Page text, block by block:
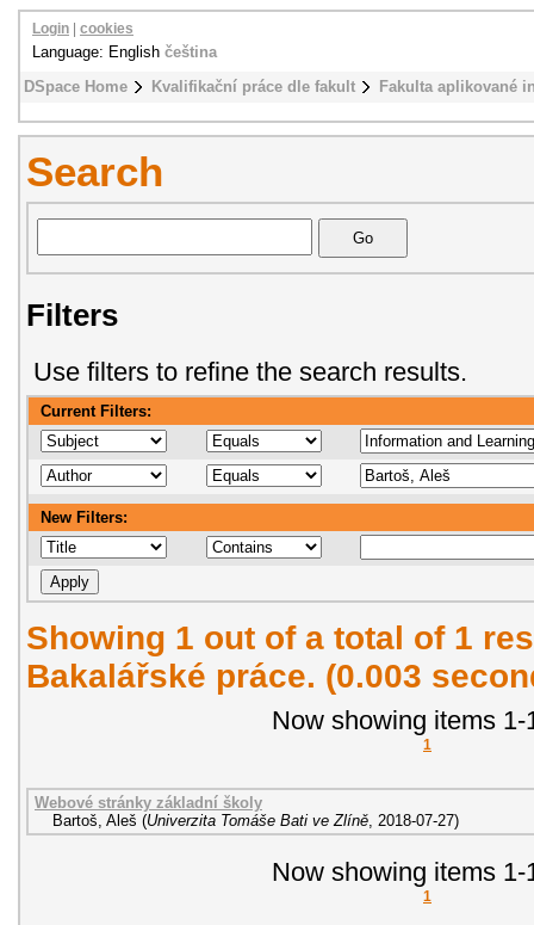
DSpace Home Kvalifikační práce dle fakult Fakulta aplikované
Login cookies
Language: English čeština
Search
Filters
Use filters to refine the search results.
Current Filters:
New Filters:
Showing 1 out of a total of 1
Bakalářské práce. (0.003
Now showing items 1-
1
Webové stránky základní školy
Bartoš, Aleš (Univerzita Tomáše Bati ve Zlíně, 2018-07-27)
Now showing items 1-
1